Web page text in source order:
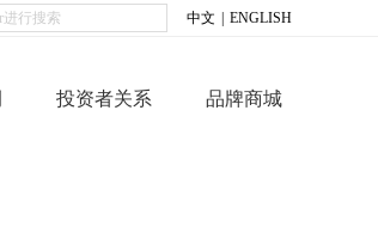
中文 ENGLISH
投资者关系 品牌商城